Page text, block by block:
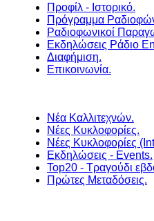
Προφίλ - Ιστορικό.
Πρόγραμμα
Ραδιοφωνικοί
Εκδηλώσεις Ράδιο
Διαφήμιση.
Επικοινωνία.
Νέα Καλλιτεχνών.
Νέες Κυκλοφορίες.
Νέες Κυκλοφορίες
Εκδηλώσεις - Events.
Top20 - Τραγούδι
Πρώτες Μεταδόσεις.